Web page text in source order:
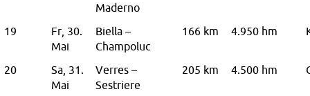
Maderno
19
Fr, 30.
Mai
Biella –
Champoluc
166 km 4.950 hm
20
Sa, 31.
Mai
Verres –
Sestriere
205 km 4.500 hm